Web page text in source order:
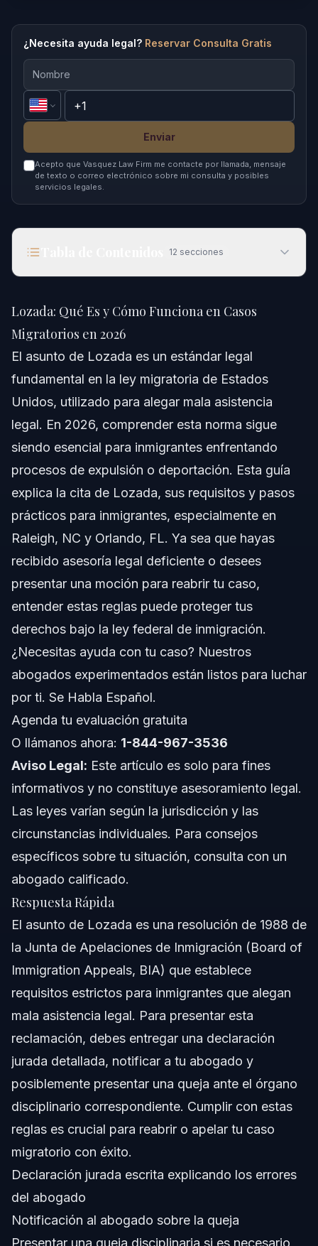
¿Necesita ayuda legal? Reservar Consulta Gratis
Enviar
Acepto que Vasquez Law Firm me contacte por llamada, mensaje
de texto o correo electrónico sobre mi consulta y posibles
servicios legales.
12 secciones
Respuesta Rápida
Comprendiendo el Asunto de Lozada y Su
Importancia
Relación del Asunto de Lozada con USCIS y Tribunales
Migratorios
Casos Relacionados: Matter of Melgar y Matter of
Compean
Pasos Clave para Presentar una Moción Según
Tribunales Migratorios
Errores Comunes a Evitar en Reclamos por Mala
Asistencia Legal
Cronología y Qué Esperar en Tu Caso Migratorio
Costos y Tarifas: Factores que Impactan el Precio
Notas sobre NC, FL y a Nivel Nacional
Notas sobre Carolina del Norte
Notas sobre Florida
Cuándo Llamar a un Abogado Ya
Sobre Vasquez Law Firm
Confianza y Experiencia del Equipo Legal
Preguntas Frecuentes
¿Qué es el asunto de Lozada?
¿Cuáles son los principales requisitos bajo el asunto de
Lozada?
¿Puede el asunto de Lozada ayudar con mociones para
¿Qué significa ‘mala asistencia legal’?
¿Quién puede presentar una queja bajo el asunto de
¿Qué tan estrictos son los requisitos para presentar
bajo el asunto de Lozada?
¿Puede un ciudadano estadounidense ser detenido
bajo la ley de inmigración?
obtener ayuda con reclamos de Lozada?
Fuentes y Referencias
Lozada: Qué Es y Cómo Funciona en Casos
Migratorios en 2026
El asunto de Lozada es un estándar legal
fundamental en la ley migratoria de Estados
Unidos, utilizado para alegar mala asistencia
legal. En 2026, comprender esta norma sigue
siendo esencial para inmigrantes enfrentando
procesos de expulsión o deportación. Esta guía
explica la cita de Lozada, sus requisitos y pasos
prácticos para inmigrantes, especialmente en
Raleigh, NC y Orlando, FL. Ya sea que hayas
recibido asesoría legal deficiente o desees
presentar una moción para reabrir tu caso,
entender estas reglas puede proteger tus
derechos bajo la ley federal de inmigración.
¿Necesitas ayuda con tu caso? Nuestros
abogados experimentados están listos para luchar
por ti. Se Habla Español.
Agenda tu evaluación gratuita
O llámanos ahora: 1-844-967-3536
Aviso Legal: Este artículo es solo para fines
informativos y no constituye asesoramiento legal.
Las leyes varían según la jurisdicción y las
circunstancias individuales. Para consejos
específicos sobre tu situación, consulta con un
abogado calificado.
Respuesta Rápida
El asunto de Lozada es una resolución de 1988 de
la Junta de Apelaciones de Inmigración (Board of
Immigration Appeals, BIA) que establece
requisitos estrictos para inmigrantes que alegan
mala asistencia legal. Para presentar esta
reclamación, debes entregar una declaración
jurada detallada, notificar a tu abogado y
posiblemente presentar una queja ante el órgano
disciplinario correspondiente. Cumplir con estas
reglas es crucial para reabrir o apelar tu caso
migratorio con éxito.
Declaración jurada escrita explicando los errores
del abogado
Notificación al abogado sobre la queja
Presentar una queja disciplinaria si es necesario